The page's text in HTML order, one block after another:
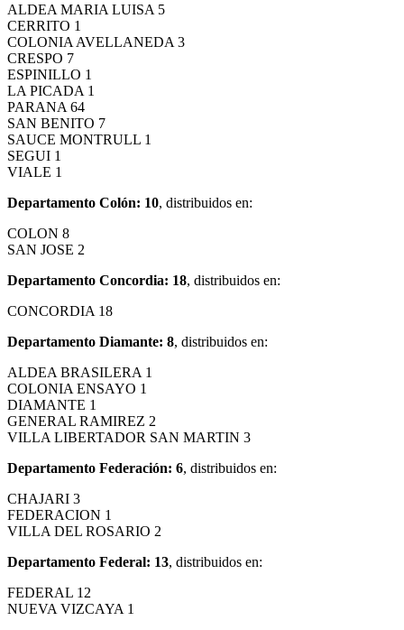
ALDEA MARIA LUISA 5
CERRITO 1
COLONIA AVELLANEDA 3
CRESPO 7
ESPINILLO 1
LA PICADA 1
PARANA 64
SAN BENITO 7
SAUCE MONTRULL 1
SEGUI 1
VIALE 1
Departamento Colón: 10, distribuidos en:
COLON 8
SAN JOSE 2
Departamento Concordia: 18, distribuidos en:
CONCORDIA 18
Departamento Diamante: 8, distribuidos en:
ALDEA BRASILERA 1
COLONIA ENSAYO 1
DIAMANTE 1
GENERAL RAMIREZ 2
VILLA LIBERTADOR SAN MARTIN 3
Departamento Federación: 6, distribuidos en:
CHAJARI 3
FEDERACION 1
VILLA DEL ROSARIO 2
Departamento Federal: 13, distribuidos en:
FEDERAL 12
NUEVA VIZCAYA 1